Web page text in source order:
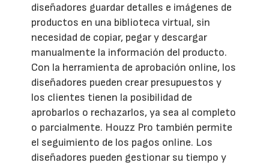
diseñadores guardar detalles e imágenes de
productos en una biblioteca virtual, sin
necesidad de copiar, pegar y descargar
manualmente la información del producto.
Con la herramienta de aprobación online, los
diseñadores pueden crear presupuestos y
los clientes tienen la posibilidad de
aprobarlos o rechazarlos, ya sea al completo
o parcialmente. Houzz Pro también permite
el seguimiento de los pagos online. Los
diseñadores pueden gestionar su tiempo y